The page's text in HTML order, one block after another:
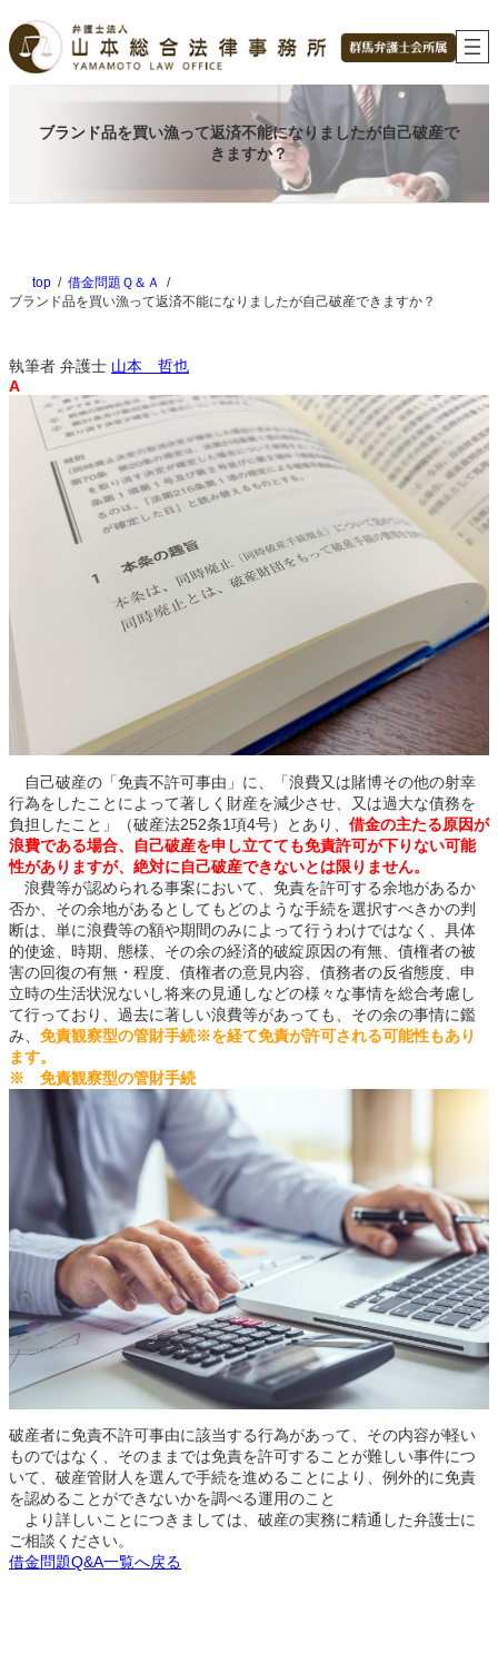
容
を
ブランド品を買い漁って返済不能になりましたが自己破産で
きますか？
top
借金問題Ｑ＆Ａ
ブランド品を買い漁って返済不能になりましたが自己破産できますか？
執筆者 弁護士 山本 哲也
A
自己破産の「免責不許可事由」に、「浪費又は賭博その他の射幸
行為をしたことによって著しく財産を減少させ、又は過大な債務を
負担したこと」（破産法252条1項4号）とあり、 借金の主たる原因が
浪費である場合、自己破産を申し立てても免責許可が下りない可能
性がありますが、絶対に自己破産できないとは限りません。
浪費等が認められる事案において、免責を許可する余地があるか
否か、その余地があるとしてもどのような手続を選択すべきかの判
断は、単に浪費等の額や期間のみによって行うわけではなく、具体
的使途、時期、態様、その余の経済的破綻原因の有無、債権者の被
害の回復の有無・程度、債権者の意見内容、債務者の反省態度、申
立時の生活状況ないし将来の見通しなどの様々な事情を総合考慮し
て行っており、過去に著しい浪費等があっても、その余の事情に鑑
み、 免責観察型の管財手続※を経て免責が許可される可能性もあり
ます。
※ 免責観察型の管財手続
破産者に免責不許可事由に該当する行為があって、その内容が軽い
ものではなく、そのままでは免責を許可することが難しい事件につ
いて、破産管財人を選んで手続を進めることにより、例外的に免責
を認めることができないかを調べる運用のこと
より詳しいことにつきましては、破産の実務に精通した弁護士に
ご相談ください。
借金問題Q&A一覧へ戻る